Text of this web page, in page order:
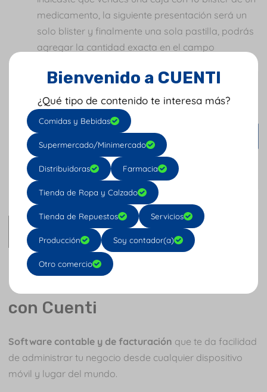
medicamento, la siguiente presentación será un
solo blister y finalmente una sola pastilla, podrás
agregar la cantidad exacta en el campo
De esta manera habrás creado productos de
farmacia con diferentes presentaciones en
Controla y ordena tu empresa
con Cuenti
Software contable y de facturación que te da facilidad
de administrar tu negocio desde cualquier dispositivo
móvil y lugar del mundo.
Bienvenido a CUENTI
¿Qué tipo de contenido te interesa más?
Comidas y Bebidas
Supermercado/Minimercado
Distribuidoras Farmacia
Tienda de Ropa y Calzado
Tienda de Repuestos Servicios
Producción Soy contador(a)
Otro comercio